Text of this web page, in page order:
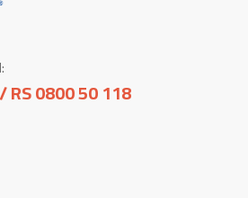
RS 0800 50 118